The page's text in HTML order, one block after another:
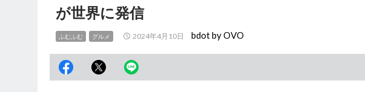
が世界に発信
ふむふむ グルメ 2024年4月10日 bdot by OVO